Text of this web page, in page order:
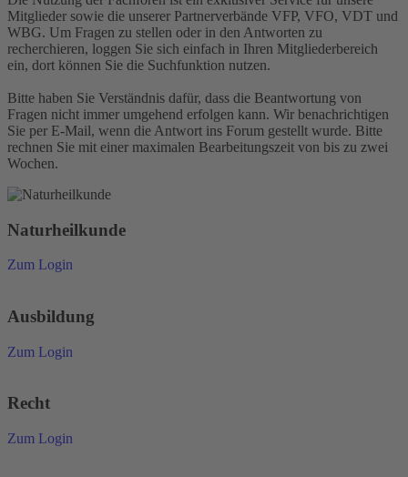
Mitglieder sowie die unserer Partnerverbände VFP, VFO, VDT und
WBG. Um Fragen zu stellen oder in den Antworten zu
recherchieren, loggen Sie sich einfach in Ihren Mitgliederbereich
ein, dort können Sie die Suchfunktion nutzen.
Bitte haben Sie Verständnis dafür, dass die Beantwortung von
Fragen nicht immer umgehend erfolgen kann. Wir benachrichtigen
Sie per E-Mail, wenn die Antwort ins Forum gestellt wurde. Bitte
rechnen Sie mit einer maximalen Bearbeitungszeit von bis zu zwei
Wochen.
Naturheilkunde
Zum Login
Ausbildung
Zum Login
Recht
Zum Login